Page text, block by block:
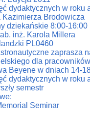
dydaktycznych w roku
Kazimierza Brodowicza
dziekańskie 8:00-16:00
inż. Karola Millera
PL0460
zaprasza
dla
Beyene w dniach 14-
dydaktycznych w roku
semestr
Seminar